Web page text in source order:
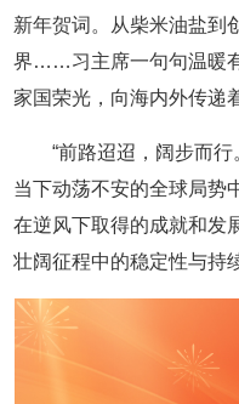
新年贺词。从柴米油盐到
界……习主席一句句温暖
家国荣光，向海内外传递
“前路迢迢，阔步而
当下动荡不安的全球局势
在逆风下取得的成就和发
壮阔征程中的稳定性与持